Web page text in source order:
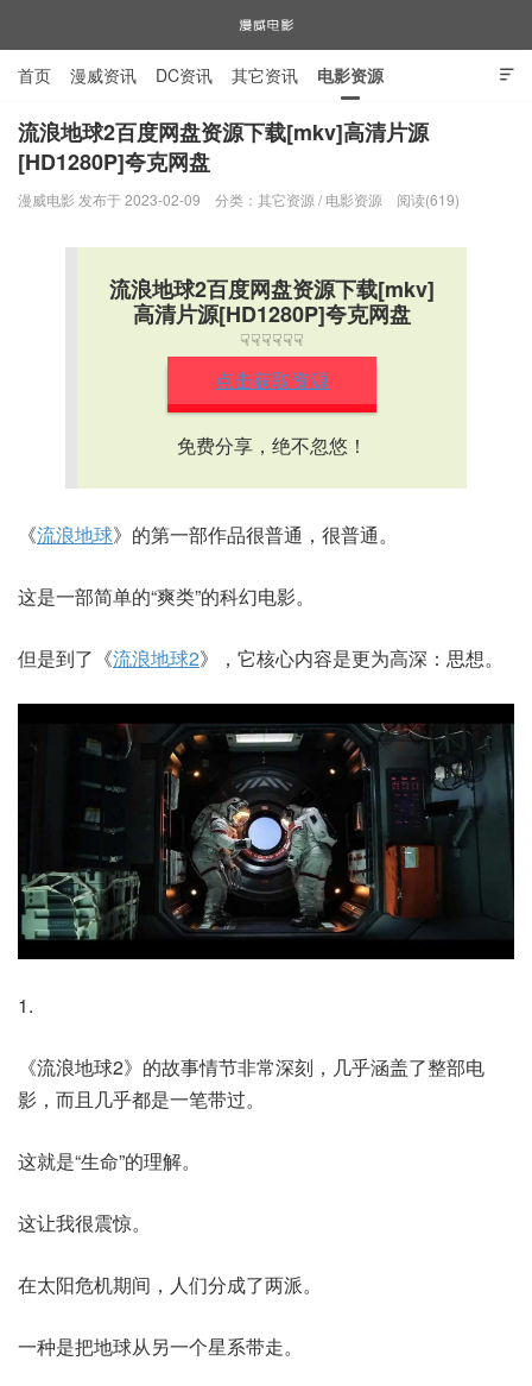
漫威电影

首页 漫威资讯 DC资讯 其它资讯 电影资源
电视剧资源 漫威图片
流浪地球2百度网盘资源下载[mkv]高清片源
[HD1280P]夸克网盘
漫威电影 发布于 2023-02-09 分类： 其它资源 / 电影资源 阅读(619)
流浪地球2百度网盘资源下载[mkv]
高清片源[HD1280P]夸克网盘
☟☟☟☟☟☟
点击获取资源
免费分享，绝不忽悠！
《流浪地球》的第一部作品很普通，很普通。
这是一部简单的“爽类”的科幻电影。
但是到了《流浪地球2》，它核心内容是更为高深：思想。
1.
《流浪地球2》的故事情节非常深刻，几乎涵盖了整部电
影，而且几乎都是一笔带过。
这就是“生命”的理解。
这让我很震惊。
在太阳危机期间，人们分成了两派。
一种是把地球从另一个星系带走。